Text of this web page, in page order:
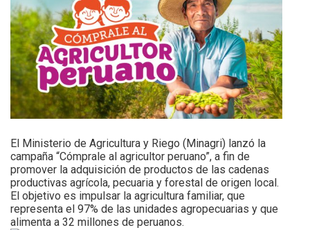
El Ministerio de Agricultura y Riego (Minagri) lanzó la
campaña “Cómprale al agricultor peruano”, a fin de
promover la adquisición de productos de las cadenas
productivas agrícola, pecuaria y forestal de origen local.
El objetivo es impulsar la agricultura familiar, que
representa el 97% de las unidades agropecuarias y que
alimenta a 32 millones de peruanos.